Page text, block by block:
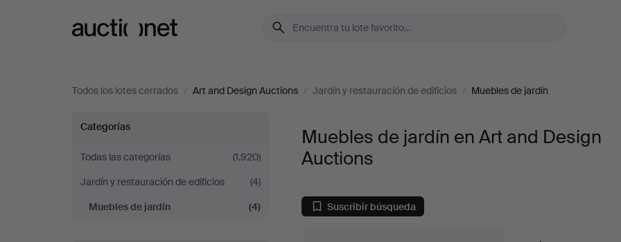
Todos los lotes cerrados / Art and Design Auctions / Jardín y restauración de edificios / Muebles de jardín
Muebles
de
jardín
Categorías
Todas las categorías
(1.920)
Jardín y restauración de edificios
(4)
Muebles de jardín
(4)
Muebles de jardín en Art and Design
Auctions
Suscribir búsqueda